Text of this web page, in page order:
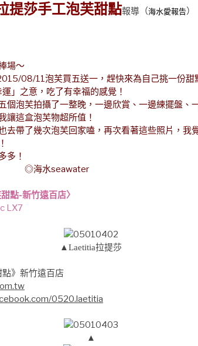
提莎手工泡芙甜點報導 （海水愛報告）
場～
08/11泡芙買五送一，趕快來為自己挑一份甜
」之意，吃了有幸福的感覺！
泡芙拍攝了一整晚，一邊欣賞、一邊練擺盤、
讓這盒泡芙物超所值！
帶了幾次泡芙回家嗑，再次看著這些照片，我
多！
點-新竹遠百店〉
LX7
▲Laetitia拉提莎
點》新竹遠百店
0520.laetitia
▲